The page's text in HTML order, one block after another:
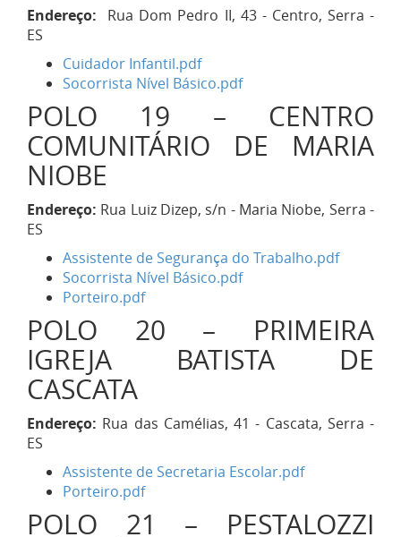
Endereço: Rua Dom Pedro II, 43 - Centro, Serra -
ES
Cuidador Infantil.pdf
Socorrista Nível Básico.pdf
POLO 19 – CENTRO
COMUNITÁRIO DE MARIA
NIOBE
Endereço: Rua Luiz Dizep, s/n - Maria Niobe, Serra -
ES
Assistente de Segurança do Trabalho.pdf
Socorrista Nível Básico.pdf
Porteiro.pdf
POLO 20 – PRIMEIRA
IGREJA BATISTA DE
CASCATA
Endereço: Rua das Camélias, 41 - Cascata, Serra -
ES
Assistente de Secretaria Escolar.pdf
Porteiro.pdf
POLO 21 – PESTALOZZI